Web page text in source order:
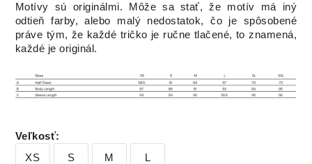
Motívy sú originálmi. Môže sa stať, že motív má iný
odtieň farby, alebo malý nedostatok, čo je spôsobené
práve tým, že každé tričko je ručne tlačené, to znamená,
každé je originál.
Veľkosť:
XS
S M L